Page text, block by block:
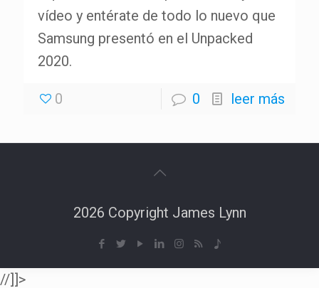
vídeo y entérate de todo lo nuevo que
Samsung presentó en el Unpacked
2020.
0 0 leer más
2026 Copyright James Lynn
//]]>